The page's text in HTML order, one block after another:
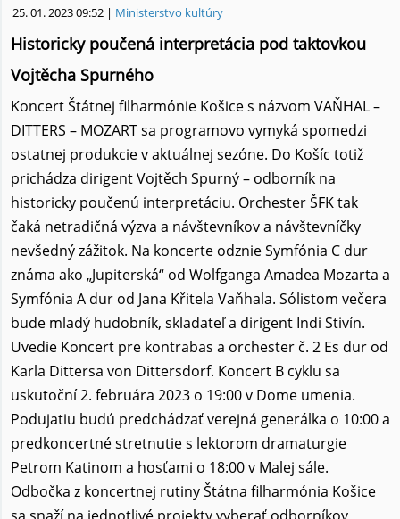
25. 01. 2023 09:52 | Ministerstvo kultúry
Historicky poučená interpretácia pod taktovkou
Vojtěcha Spurného
Koncert Štátnej filharmónie Košice s názvom VAŇHAL –
DITTERS – MOZART sa programovo vymyká spomedzi
ostatnej produkcie v aktuálnej sezóne. Do Košíc totiž
prichádza dirigent Vojtěch Spurný – odborník na
historicky poučenú interpretáciu. Orchester ŠFK tak
čaká netradičná výzva a návštevníkov a návštevníčky
nevšedný zážitok. Na koncerte odznie Symfónia C dur
známa ako „Jupiterská“ od Wolfganga Amadea Mozarta a
Symfónia A dur od Jana Křitela Vaňhala. Sólistom večera
bude mladý hudobník, skladateľ a dirigent Indi Stivín.
Uvedie Koncert pre kontrabas a orchester č. 2 Es dur od
Karla Dittersa von Dittersdorf. Koncert B cyklu sa
uskutoční 2. februára 2023 o 19:00 v Dome umenia.
Podujatiu budú predchádzať verejná generálka o 10:00 a
predkoncertné stretnutie s lektorom dramaturgie
Petrom Katinom a hosťami o 18:00 v Malej sále.
Odbočka z koncertnej rutiny Štátna filharmónia Košice